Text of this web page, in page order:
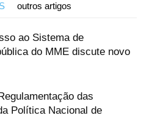
outros artigos
ao Sistema de
do MME discute novo
das
Política Nacional de